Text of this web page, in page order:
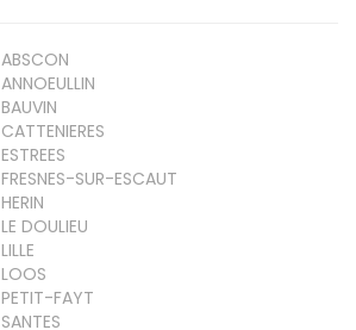
ABSCON
ANNOEULLIN
BAUVIN
CATTENIERES
ESTREES
FRESNES-SUR-ESCAUT
HERIN
LE DOULIEU
LILLE
LOOS
PETIT-FAYT
SANTES